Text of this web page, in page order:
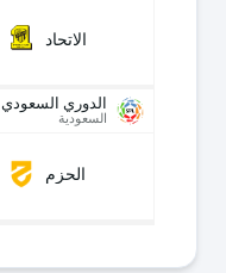
الاتحاد
الدوري السعودي
السعودية
الحزم